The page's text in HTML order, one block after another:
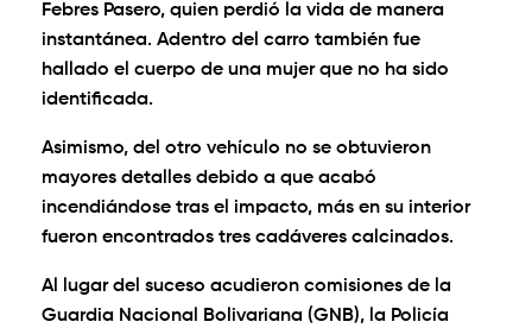
Febres Pasero, quien perdió la vida de manera
instantánea. Adentro del carro también fue
hallado el cuerpo de una mujer que no ha sido
identificada.
Asimismo, del otro vehículo no se obtuvieron
mayores detalles debido a que acabó
incendiándose tras el impacto, más en su interior
fueron encontrados tres cadáveres calcinados.
Al lugar del suceso acudieron comisiones de la
Guardia Nacional Bolivariana (GNB), la Policía